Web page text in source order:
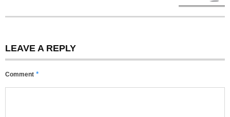
LEAVE A REPLY
Comment *